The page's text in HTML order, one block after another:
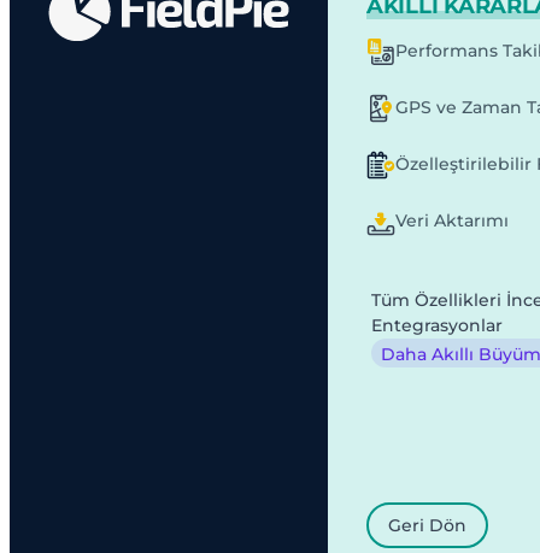
AKILLI
Performans
GPS ve Zaman
Özelleştirilebilir
Veri Aktarımı
Tüm Özellikleri
Entegrasyonlar
Daha Akıllı
Geri Dön